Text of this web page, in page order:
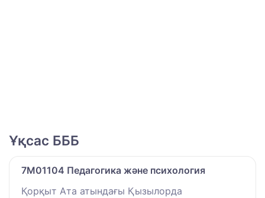
Ұқсас БББ
7M01104 Педагогика және психология
Қорқыт Ата атындағы Қызылорда